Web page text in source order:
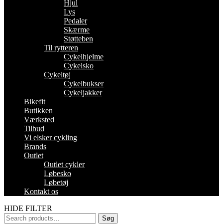
Hjul
Lys
Pedaler
Skærme
Støtteben
Til rytteren
Cykelhjelme
Cykelsko
Cykeltøj
Cykelbukser
Cykeljakker
Bikefit
Butikken
Værksted
Tilbud
Vi elsker cykling
Brands
Outlet
Outlet cykler
Løbesko
Løbetøj
Kontakt os
HIDE FILTER
Søg